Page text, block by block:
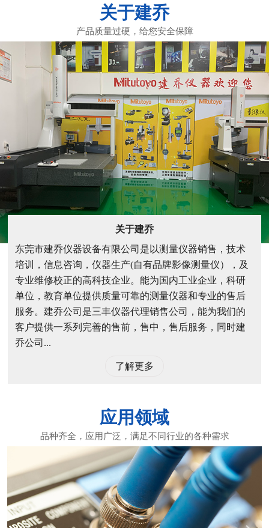
关于建乔
关于建乔
东莞市建乔仪器设备有限公司是以测量仪器销售，技术
培训，信息咨询，仪器生产(自有品牌影像测量仪），及
专业维修校正的高科技企业。能为国内工业企业，科研
单位，教育单位提供质量可靠的测量仪器和专业的售后
服务。建乔公司是三丰仪器代理销售公司，能为我们的
客户提供一系列完善的售前，售中，售后服务，同时建
乔公司...
了解更多
应用领域